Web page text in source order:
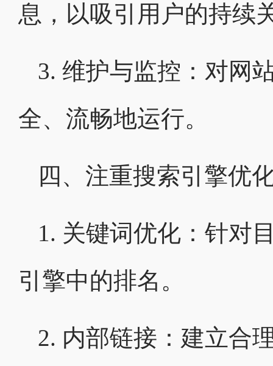
息，以吸引用户的持续
3. 维护与监控：对网
全、流畅地运行。
四、注重搜索引擎优
1. 关键词优化：针对
引擎中的排名。
2. 内部链接：建立合